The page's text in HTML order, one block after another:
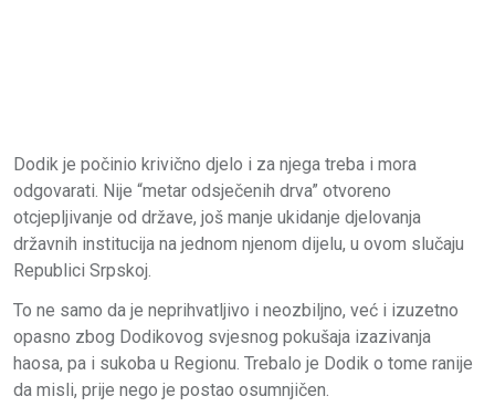
Dodik je počinio krivično djelo i za njega treba i mora
odgovarati. Nije “metar odsječenih drva” otvoreno
otcjepljivanje od države, još manje ukidanje djelovanja
državnih institucija na jednom njenom dijelu, u ovom slučaju
Republici Srpskoj.
To ne samo da je neprihvatljivo i neozbiljno, već i izuzetno
opasno zbog Dodikovog svjesnog pokušaja izazivanja
haosa, pa i sukoba u Regionu. Trebalo je Dodik o tome ranije
da misli, prije nego je postao osumnjičen.